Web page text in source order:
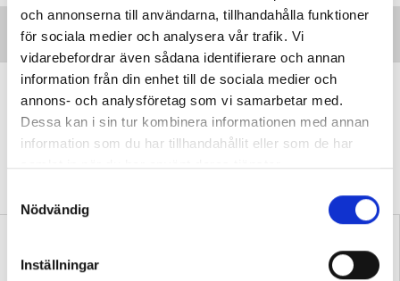
och annonserna till användarna, tillhandahålla funktioner
för sociala medier och analysera vår trafik. Vi
vidarebefordrar även sådana identifierare och annan
information från din enhet till de sociala medier och
annons- och analysföretag som vi samarbetar med.
Dessa kan i sin tur kombinera informationen med annan
information som du har tillhandahållit eller som de har
samlat in när du har använt deras tjänster.
a
Nödvändig
Inställningar
”Transspråkande har fått genomslag
av en anledning”
DEBATT Professorn: Problematiskt att